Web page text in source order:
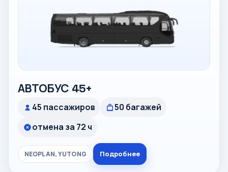
АВТОБУС 45+
45 пассажиров
50 багажей
отмена за 72 ч
NEOPLAN, YUTONG Подробнее